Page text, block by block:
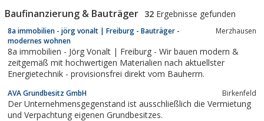
Baufinanzierung & Bauträger 32 Ergebnisse gefunden
8a immobilien - jörg vonalt | Freiburg - Bauträger -
modernes wohnen
Merzhausen
8a immobilien - Jörg Vonalt | Freiburg - Wir bauen modern &
zeitgemäß mit hochwertigen Materialien nach aktuellster
Energietechnik - provisionsfrei direkt vom Bauherrn.
AVA Grundbesitz GmbH Birkenfeld
Der Unternehmensgegenstand ist ausschließlich die Vermietung
und Verpachtung eigenen Grundbesitzes.